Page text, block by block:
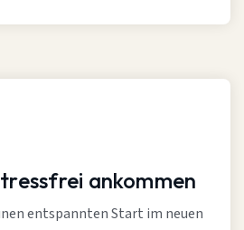
ankommen
entspannten Start im neuen